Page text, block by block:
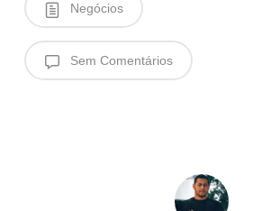
Negócios
Sem Comentários